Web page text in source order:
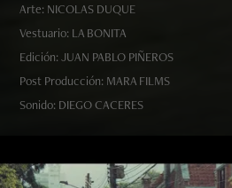
Arte: NICOLAS DUQUE
Vestuario: LA BONITA
Edición: JUAN PABLO PIÑEROS
Post Producción: MARA FILMS
Sonido: DIEGO CACERES